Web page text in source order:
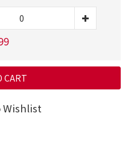
CART
Wishlist